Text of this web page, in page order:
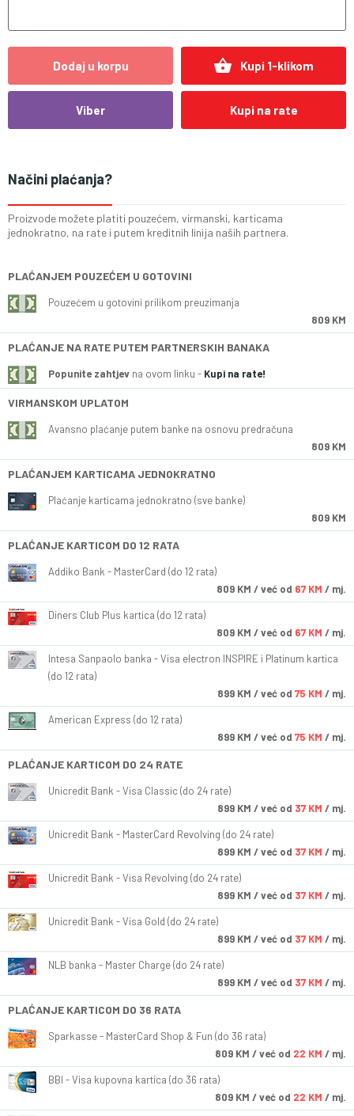
Dodaj u korpu shopping_basket Kupi 1-klikom
Viber Kupi na rate
Načini plaćanja?
Proizvode možete platiti pouzećem, virmanski, karticama
jednokratno, na rate i putem kreditnih linija naših partnera.
PLAĆANJEM POUZEĆEM U GOTOVINI
Pouzećem u gotovini prilikom preuzimanja
809 KM
PLAĆANJE NA RATE PUTEM PARTNERSKIH BANAKA
Popunite zahtjev na ovom linku - Kupi na rate!
VIRMANSKOM UPLATOM
Avansno plaćanje putem banke na osnovu predračuna
809 KM
PLAĆANJEM KARTICAMA JEDNOKRATNO
Plaćanje karticama jednokratno (sve banke)
809 KM
PLAĆANJE KARTICOM DO 12 RATA
Addiko Bank - MasterCard (do 12 rata)
809 KM / već od 67 KM / mj.
Diners Club Plus kartica (do 12 rata)
809 KM / već od 67 KM / mj.
Intesa Sanpaolo banka - Visa electron INSPIRE i Platinum kartica
(do 12 rata)
899 KM / već od 75 KM / mj.
American Express (do 12 rata)
899 KM / već od 75 KM / mj.
PLAĆANJE KARTICOM DO 24 RATE
Unicredit Bank - Visa Classic (do 24 rate)
899 KM / već od 37 KM / mj.
Unicredit Bank - MasterCard Revolving (do 24 rate)
899 KM / već od 37 KM / mj.
Unicredit Bank - Visa Revolving (do 24 rate)
899 KM / već od 37 KM / mj.
Unicredit Bank - Visa Gold (do 24 rate)
899 KM / već od 37 KM / mj.
NLB banka - Master Charge (do 24 rate)
899 KM / već od 37 KM / mj.
PLAĆANJE KARTICOM DO 36 RATA
Sparkasse - MasterCard Shop & Fun (do 36 rata)
809 KM / već od 22 KM / mj.
BBI - Visa kupovna kartica (do 36 rata)
809 KM / već od 22 KM / mj.